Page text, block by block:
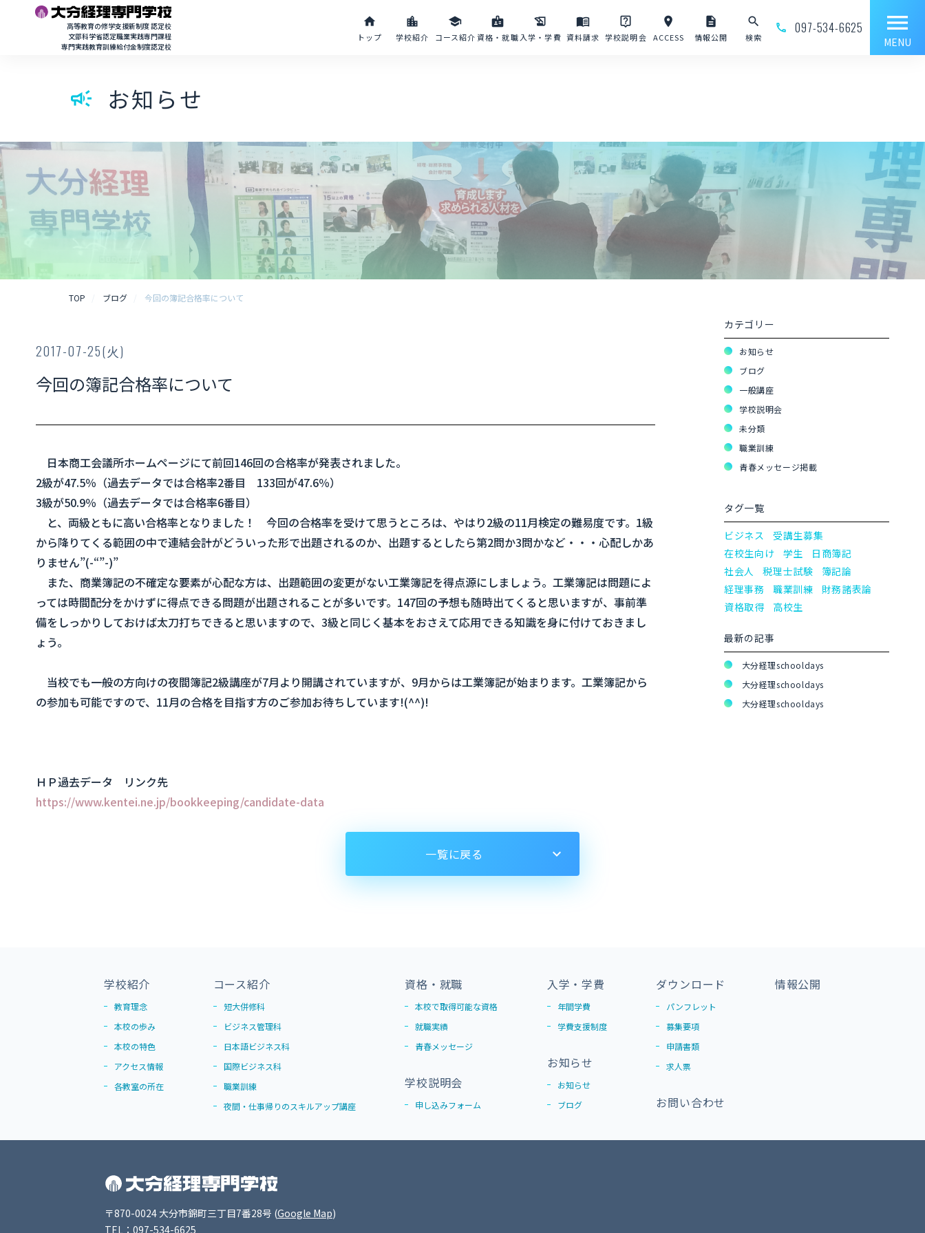
高等教育の修学支援新制度 認定校
文部科学省認定職業実践専門課程
専門実践教育訓練給付金制度認定校
home
トップ
location_city
学校紹介
school
コース紹介
badge
資格・就職
history_edu
入学・学費
menu_book
資料請求
live_help
学校説明会
place
ACCESS
description
情報公開
search
検索
phone_outline
097-534-6625 menu
MENU
campaign お知らせ
TOP ブログ 今回の簿記合格率について
2017-07-25(火)
今回の簿記合格率について
日本商工会議所ホームページにて前回146回の合格率が発表されました。
2級が47.5％（過去データでは合格率2番目 133回が47.6％）
3級が50.9％（過去データでは合格率6番目）
と、両級ともに高い合格率となりました！ 今回の合格率を受けて思うところは、やはり2級の11月検定の難易度です。1級
から降りてくる範囲の中で連結会計がどういった形で出題されるのか、出題するとしたら第2問か3問かなど・・・心配しかあ
りません”(-“”-)”
また、商業簿記の不確定な要素が心配な方は、出題範囲の変更がない工業簿記を得点源にしましょう。工業簿記は問題によ
っては時間配分をかけずに得点できる問題が出題されることが多いです。147回の予想も随時出てくると思いますが、事前準
備をしっかりしておけば太刀打ちできると思いますので、3級と同じく基本をおさえて応用できる知識を身に付けておきまし
ょう。
当校でも一般の方向けの夜間簿記2級講座が7月より開講されていますが、9月からは工業簿記が始まります。工業簿記から
の参加も可能ですので、11月の合格を目指す方のご参加お待ちしています!(^^)!
ＨＰ過去データ リンク先
https://www.kentei.ne.jp/bookkeeping/candidate-data
カテゴリー
お知らせ
ブログ
一般講座
学校説明会
未分類
職業訓練
青春メッセージ掲載
タグ一覧
ビジネス
受講生募集
在校生向け
学生
日商簿記
社会人
税理士試験
簿記論
経理事務
職業訓練
財務諸表論
資格取得
高校生
最新の記事
大分経理schooldays
大分経理schooldays
大分経理schooldays
一覧に戻る
学校紹介
教育理念
本校の歩み
本校の特色
アクセス情報
各教室の所在
コース紹介
短大併修科
ビジネス管理科
日本語ビジネス科
国際ビジネス科
職業訓練
夜間・仕事帰りのスキルアップ講座
資格・就職
本校で取得可能な資格
就職実績
青春メッセージ
学校説明会
申し込みフォーム
入学・学費
年間学費
学費支援制度
お知らせ
お知らせ
ブログ
ダウンロード
パンフレット
募集要項
申請書類
求人票
お問い合わせ
情報公開
〒870-0024 大分市錦町三丁目7番28号 (Google Map)
TEL：097-534-6625